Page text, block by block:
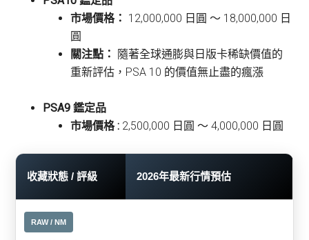
市場價格： 12,000,000 日圓 〜 18,000,000 日
圓
關注點：
隨著全球通膨與日版卡稀缺價值的
重新評估，PSA 10 的價值無止盡的瘋漲
PSA9 鑑定品
市場價格 : 2,500,000 日圓 〜 4,000,000 日圓
收藏狀態 / 評級 2026年最新行情預估
RAW / NM